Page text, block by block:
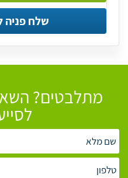
שלח פניה
מתלבטים?